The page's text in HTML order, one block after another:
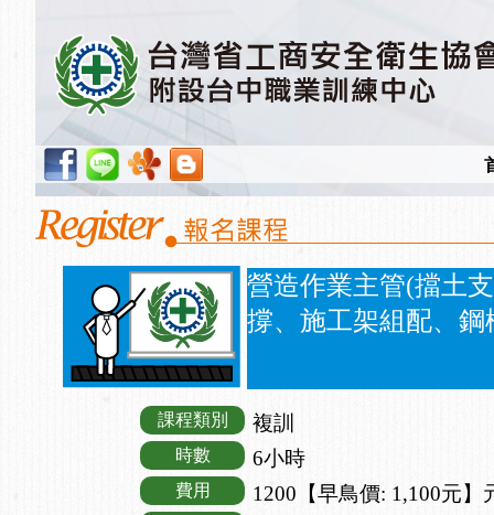
營造作業主管(擋土
撐、施工架組配、
課程類別 複訓
時數 6小時
費用 1200【早鳥價: 1,100元】